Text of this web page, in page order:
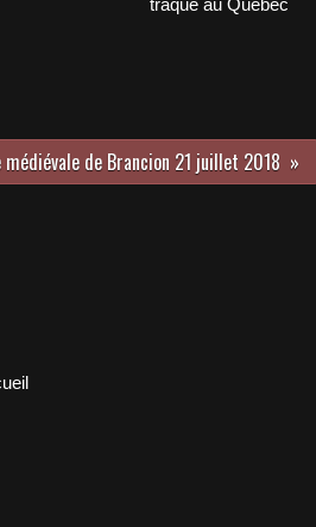
traque au Québec
médiévale de Brancion 21 juillet 2018